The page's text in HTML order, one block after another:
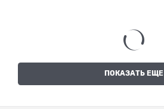
ПОКАЗАТЬ ЕЩЕ